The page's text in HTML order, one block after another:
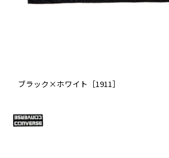
ブラック×ホワイト［1911］